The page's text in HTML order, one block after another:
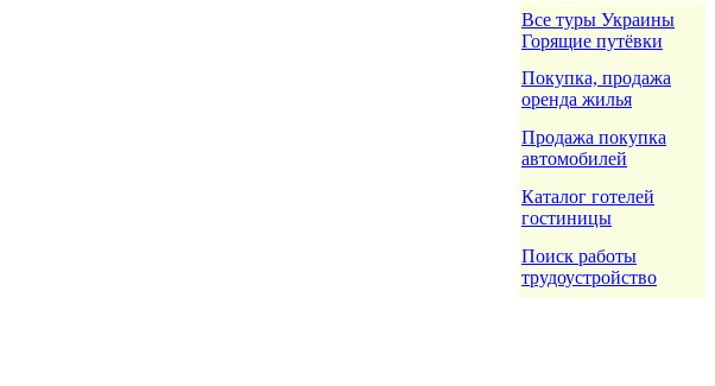
Все туры Украины
Горящие путёвки
Покупка, продажа
оренда жилья
Продажа покупка
автомобилей
Каталог готелей
гостиницы
Поиск работы
трудоустройство